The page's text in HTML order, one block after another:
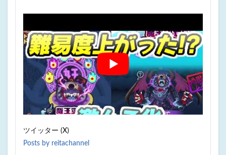
ツイッター (X)
Posts by reitachannel